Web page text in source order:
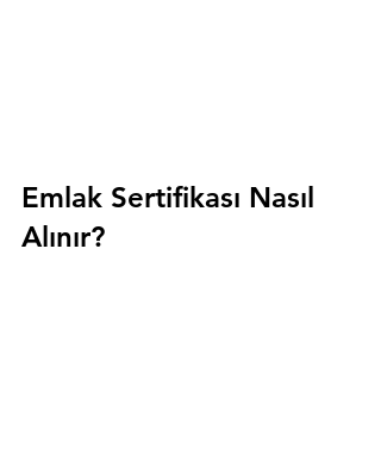
Emlak Sertifikası Nasıl
Alınır?